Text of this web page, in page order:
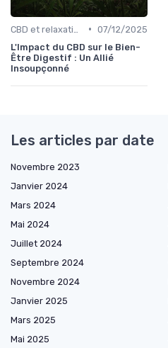
• 07/12/2025
L'Impact du CBD sur le Bien-
Être Digestif : Un Allié
Insoupçonné
Les articles par date
Novembre 2023
Janvier 2024
Mars 2024
Mai 2024
Juillet 2024
Septembre 2024
Novembre 2024
Janvier 2025
Mars 2025
Mai 2025